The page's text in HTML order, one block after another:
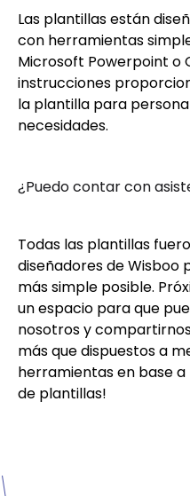
Las plantillas están
con herramientas
Microsoft Powerpoint o
instrucciones
la plantilla para
necesidades.
¿Puedo contar con
Todas las plantillas
diseñadores de Wisboo
más simple posible.
un espacio para que
nosotros y
más que dispuestos a
herramientas en base
de plantillas!